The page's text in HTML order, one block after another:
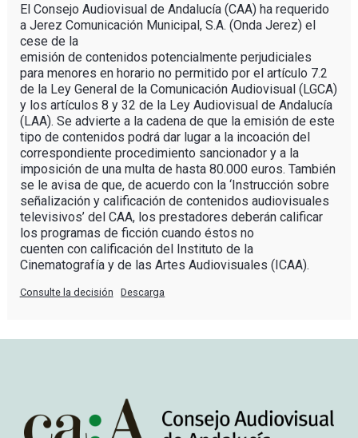
El Consejo Audiovisual de Andalucía (CAA) ha requerido
a Jerez Comunicación Municipal, S.A. (Onda Jerez) el
cese de la
emisión de contenidos potencialmente perjudiciales
para menores en horario no permitido por el artículo 7.2
de la Ley General de la Comunicación Audiovisual (LGCA)
y los artículos 8 y 32 de la Ley Audiovisual de Andalucía
(LAA). Se advierte a la cadena de que la emisión de este
tipo de contenidos podrá dar lugar a la incoación del
correspondiente procedimiento sancionador y a la
imposición de una multa de hasta 80.000 euros. También
se le avisa de que, de acuerdo con la ‘Instrucción sobre
señalización y calificación de contenidos audiovisuales
televisivos’ del CAA, los prestadores deberán calificar
los programas de ficción cuando éstos no
cuenten con calificación del Instituto de la
Cinematografía y de las Artes Audiovisuales (ICAA).
Consulte la decisión Descarga